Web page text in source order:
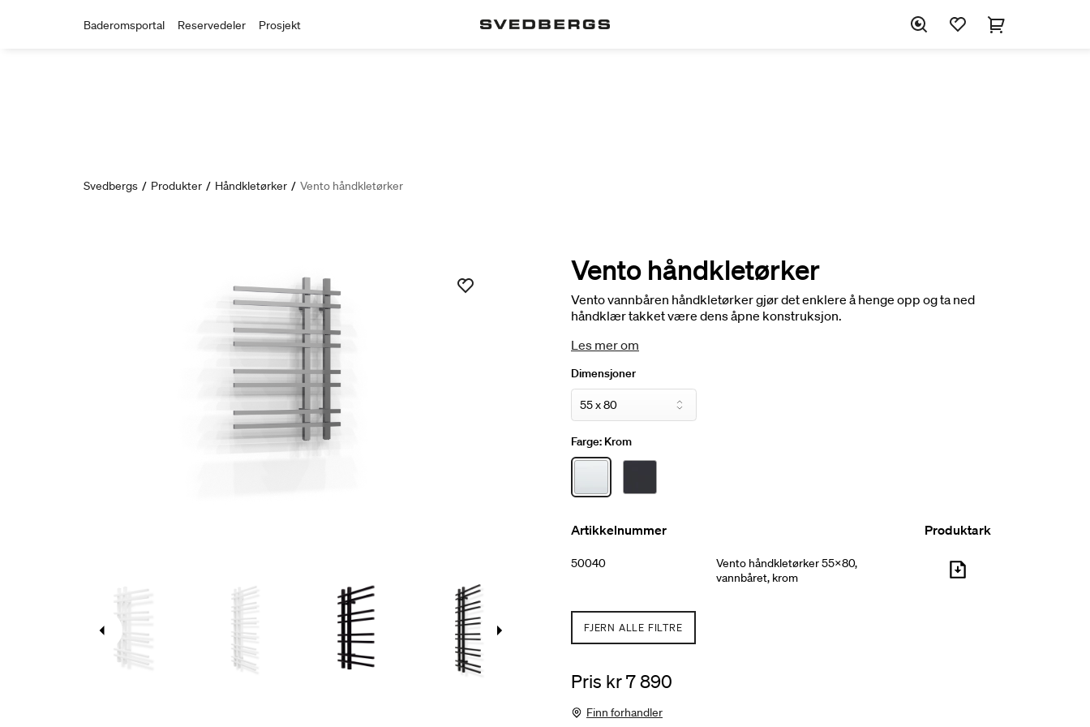
Baderomsportal Reservedeler Prosjekt
Svedbergs / Produkter / Håndkletørker / Vento håndkletørker
Vento håndkletørker
Vento vannbåren håndkletørker gjør det enklere å henge opp og ta ned
håndklær takket være dens åpne konstruksjon.
Les mer om
Dimensjoner
Farge: Krom
Artikkelnummer Produktark
50040
Vento håndkletørker 55x80,
vannbåret, krom
FJERN ALLE FILTRE
Pris kr 7 890
Finn forhandler